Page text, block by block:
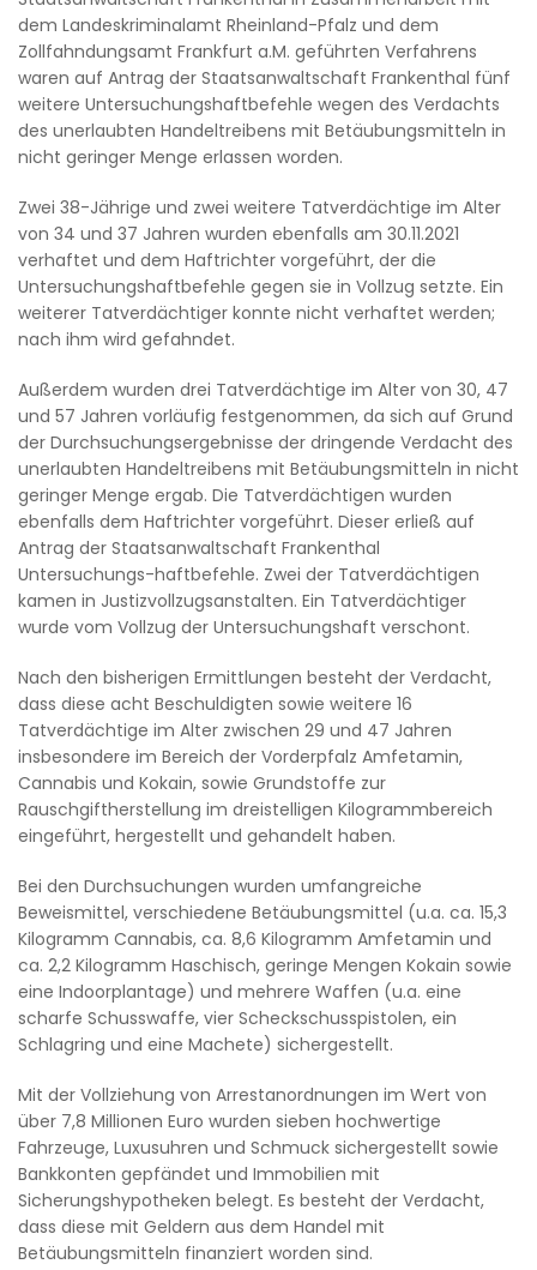
dem Landeskriminalamt Rheinland-Pfalz und dem
Zollfahndungsamt Frankfurt a.M. geführten Verfahrens
waren auf Antrag der Staatsanwaltschaft Frankenthal fünf
weitere Untersuchungshaftbefehle wegen des Verdachts
des unerlaubten Handeltreibens mit Betäubungsmitteln in
nicht geringer Menge erlassen worden.
Zwei 38-Jährige und zwei weitere Tatverdächtige im Alter
von 34 und 37 Jahren wurden ebenfalls am 30.11.2021
verhaftet und dem Haftrichter vorgeführt, der die
Untersuchungshaftbefehle gegen sie in Vollzug setzte. Ein
weiterer Tatverdächtiger konnte nicht verhaftet werden;
nach ihm wird gefahndet.
Außerdem wurden drei Tatverdächtige im Alter von 30, 47
und 57 Jahren vorläufig festgenommen, da sich auf Grund
der Durchsuchungsergebnisse der dringende Verdacht des
unerlaubten Handeltreibens mit Betäubungsmitteln in nicht
geringer Menge ergab. Die Tatverdächtigen wurden
ebenfalls dem Haftrichter vorgeführt. Dieser erließ auf
Antrag der Staatsanwaltschaft Frankenthal
Untersuchungs-haftbefehle. Zwei der Tatverdächtigen
kamen in Justizvollzugsanstalten. Ein Tatverdächtiger
wurde vom Vollzug der Untersuchungshaft verschont.
Nach den bisherigen Ermittlungen besteht der Verdacht,
dass diese acht Beschuldigten sowie weitere 16
Tatverdächtige im Alter zwischen 29 und 47 Jahren
insbesondere im Bereich der Vorderpfalz Amfetamin,
Cannabis und Kokain, sowie Grundstoffe zur
Rauschgiftherstellung im dreistelligen Kilogrammbereich
eingeführt, hergestellt und gehandelt haben.
Bei den Durchsuchungen wurden umfangreiche
Beweismittel, verschiedene Betäubungsmittel (u.a. ca. 15,3
Kilogramm Cannabis, ca. 8,6 Kilogramm Amfetamin und
ca. 2,2 Kilogramm Haschisch, geringe Mengen Kokain sowie
eine Indoorplantage) und mehrere Waffen (u.a. eine
scharfe Schusswaffe, vier Scheckschusspistolen, ein
Schlagring und eine Machete) sichergestellt.
Mit der Vollziehung von Arrestanordnungen im Wert von
über 7,8 Millionen Euro wurden sieben hochwertige
Fahrzeuge, Luxusuhren und Schmuck sichergestellt sowie
Bankkonten gepfändet und Immobilien mit
Sicherungshypotheken belegt. Es besteht der Verdacht,
dass diese mit Geldern aus dem Handel mit
Betäubungsmitteln finanziert worden sind.